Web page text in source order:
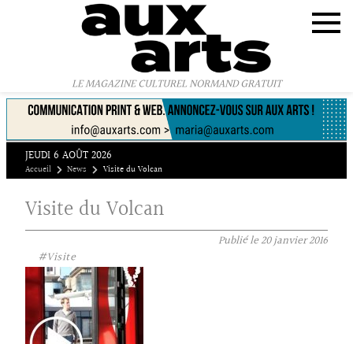
LE MAGAZINE CULTUREL NORMAND GRATUIT
JEUDI 6 AOÛT 2026
Accueil News Visite du Volcan
Visite du Volcan
Publié le20 janvier 2016
#Visite
Panneau de gestion des cookies